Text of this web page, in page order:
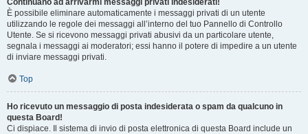
Continuano ad arrivarmi messaggi privati indesiderati!
È possibile eliminare automaticamente i messaggi privati ​​di un utente
utilizzando le regole dei messaggi all’interno del tuo Pannello di Controllo
Utente. Se si ricevono messaggi privati ​​abusivi da un particolare utente,
segnala i messaggi ai moderatori; essi hanno il potere di impedire a un utente
di inviare messaggi privati​​.
Top
Ho ricevuto un messaggio di posta indesiderata o spam da qualcuno in
questa Board!
Ci dispiace. Il sistema di invio di posta elettronica di questa Board include un